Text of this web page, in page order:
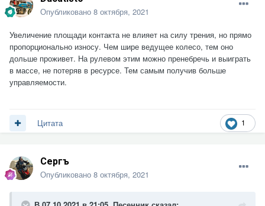
Опубликовано 8 октября, 2021
Увеличение площади контакта не влияет на силу трения, но прямо
пропорционально износу. Чем шире ведущее колесо, тем оно
дольше проживет. На рулевом этим можно пренебречь и выиграть
в массе, не потеряв в ресурсе. Тем самым получив больше
управляемости.
1
Цитата
Сергъ
Опубликовано 8 октября, 2021